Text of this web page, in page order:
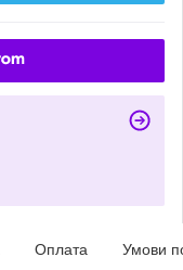
Оплата Умови